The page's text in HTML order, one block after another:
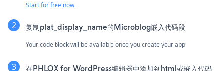
Start for free now
复制plat_display_name的Microblog嵌入代码段
Your code block will be available once you create your app
在PHLOX for WordPress编辑器中添加到html或嵌入代码